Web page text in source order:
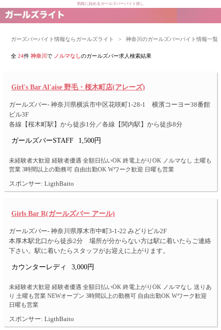
気軽に始めるガールズバーバイト探し
ガーズバーバイト情報ならガールズライト > 神奈川のガールズバーバイト情報一覧
全24件神奈川で ノルマなしのガールズバー求人検索結果
Girl's Bar Al'aise 野毛・桜木町店(アレーズ)
ガールズバー- 神奈川県横浜市中区花咲町1-28-1 横濱コーヨー38番館
ビル3F
各線【桜木町駅】から徒歩1分／各線【関内駅】から徒歩8分
ガールズバーSTAFF 1,500円
未経験者大歓迎 経験者優遇 全額日払いOK 終電上がりOK ノルマなし 土曜も
営業 3時間以上の勤務可 自由出勤OK Wワーク歓迎 日曜も営業
スポンサー: LigthBaito
Girls Bar R(ガールズバー アール)
ガールズバー- 神奈川県厚木市中町3-1-22 みどりビル2F
本厚木駅北口から徒歩2分 場所が分からない方は駅に着いたらご連絡
下さい。駅に着いたらスタッフがお迎えに上がります。
カウンターレディ 3,000円
未経験者大歓迎 経験者優遇 全額日払いOK 終電上がりOK ノルマなし 送りあ
り 土曜も営業 NEWオープン 3時間以上の勤務可 自由出勤OK Wワーク歓迎
日曜も営業
スポンサー: LigthBaito